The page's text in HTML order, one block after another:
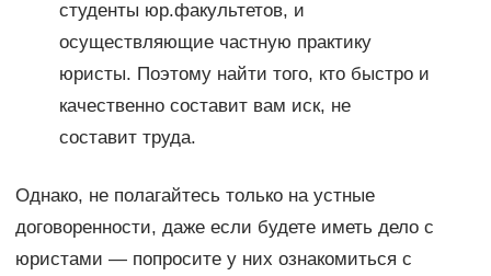
студенты юр.факультетов, и
осуществляющие частную практику
юристы. Поэтому найти того, кто быстро и
качественно составит вам иск, не
составит труда.
Однако, не полагайтесь только на устные
договоренности, даже если будете иметь дело с
юристами — попросите у них ознакомиться с